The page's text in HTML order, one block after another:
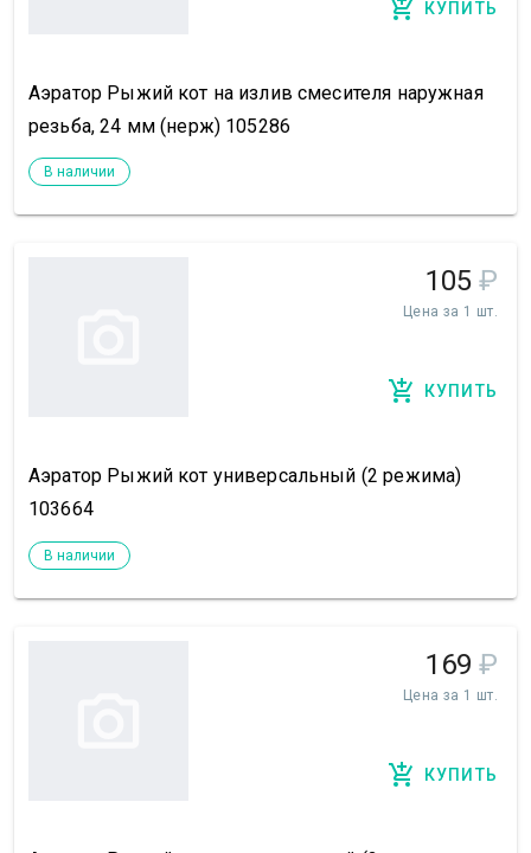
КУПИТЬ
Аэратор Рыжий кот на излив смесителя наружная
резьба, 24 мм (нерж) 105286
В наличии
105 ₽
Цена за 1 шт.
КУПИТЬ
Аэратор Рыжий кот универсальный (2 режима)
103664
В наличии
169 ₽
Цена за 1 шт.
КУПИТЬ